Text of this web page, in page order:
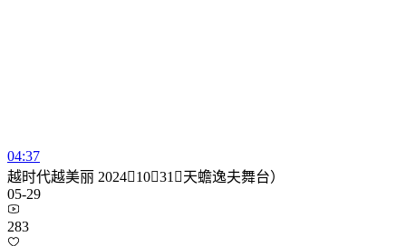
04:37
越时代越美丽 20241031（天蟾逸夫舞台）
05-29
283